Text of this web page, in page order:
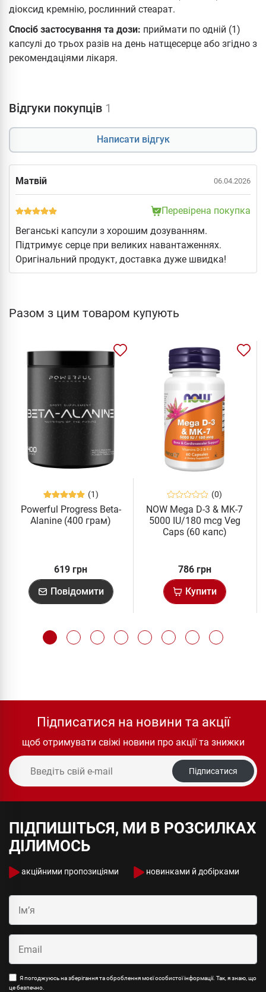
діоксид кремнію, рослинний стеарат.
Спосіб застосування та дози: приймати по одній (1)
капсулі до трьох разів на день натщесерце або згідно з
рекомендаціями лікаря.
Відгуки покупців 1
Написати відгук
Матвій 06.04.2026
Перевірена покупка
Веганські капсули з хорошим дозуванням.
Підтримує серце при великих навантаженнях.
Оригінальний продукт, доставка дуже швидка!
Разом з цим товаром купують
(1)
Powerful Progress Beta-
Alanine (400 грам)
619 грн
Повідомити
(0)
NOW Mega D-3 & MK-7
5000 IU/180 mcg Veg
Caps (60 капс)
786 грн
Купити
Підписатися на новини та акції
щоб отримувати свіжі новини про акції та знижки
Підписатися
ПІДПИШІТЬСЯ, МИ В РОЗСИЛКАХ
ДІЛИМОСЬ
акційними пропозиціями новинками й добірками
Я погоджуюсь на зберігання та оброблення моєї особистої інформації. Так, я знаю, що
це безпечно.